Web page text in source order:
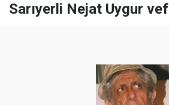
Sarıyerli Nejat Uygur